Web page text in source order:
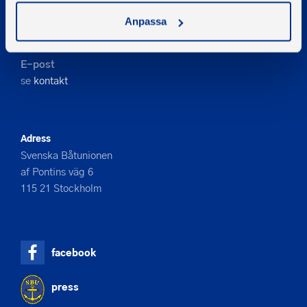
Anpassa
E-post
se kontakt
Adress
Svenska Båtunionen
af Pontins väg 6
115 21 Stockholm
facebook
press